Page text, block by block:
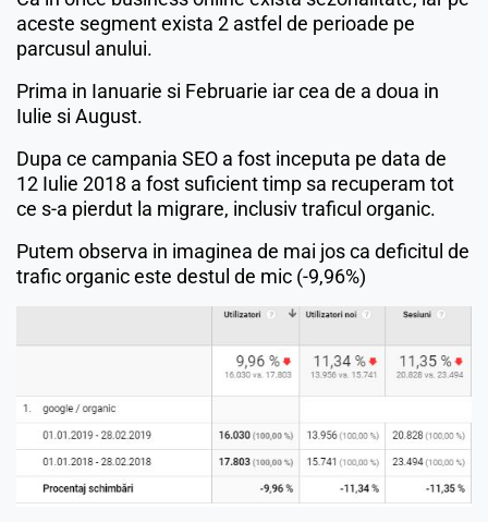
aceste segment exista 2 astfel de perioade pe
parcusul anului.
Prima in Ianuarie si Februarie iar cea de a doua in
Iulie si August.
Dupa ce campania SEO a fost inceputa pe data de
12 Iulie 2018 a fost suficient timp sa recuperam tot
ce s-a pierdut la migrare, inclusiv traficul organic.
Putem observa in imaginea de mai jos ca deficitul de
trafic organic este destul de mic (-9,96%)